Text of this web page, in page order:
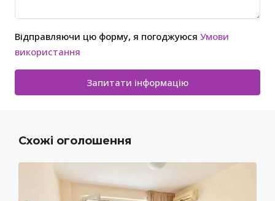
Відправляючи цю форму, я погоджуюся Умови
використання
Запитати інформацію
Схожі оголошення